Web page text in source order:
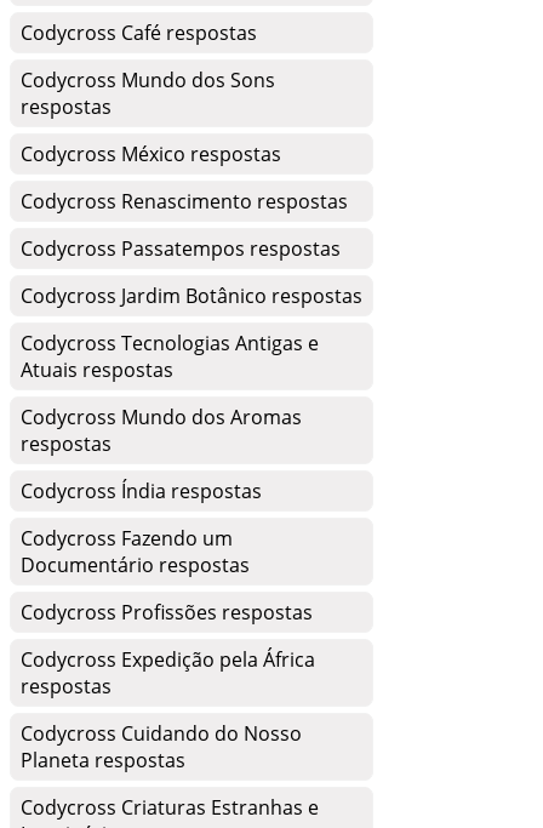
Codycross Café respostas
Codycross Mundo dos Sons
respostas
Codycross México respostas
Codycross Renascimento respostas
Codycross Passatempos respostas
Codycross Jardim Botânico respostas
Codycross Tecnologias Antigas e
Atuais respostas
Codycross Mundo dos Aromas
respostas
Codycross Índia respostas
Codycross Fazendo um
Documentário respostas
Codycross Profissões respostas
Codycross Expedição pela África
respostas
Codycross Cuidando do Nosso
Planeta respostas
Codycross Criaturas Estranhas e